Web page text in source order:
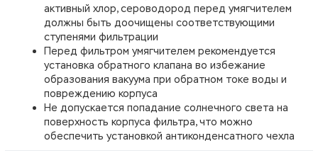
активный хлор, сероводород перед умягчителем
должны быть доочищены соответствующими
ступенями фильтрации
Перед фильтром умягчителем рекомендуется
установка обратного клапана во избежание
образования вакуума при обратном токе воды и
повреждению корпуса
Не допускается попадание солнечного света на
поверхность корпуса фильтра, что можно
обеспечить установкой антиконденсатного чехла